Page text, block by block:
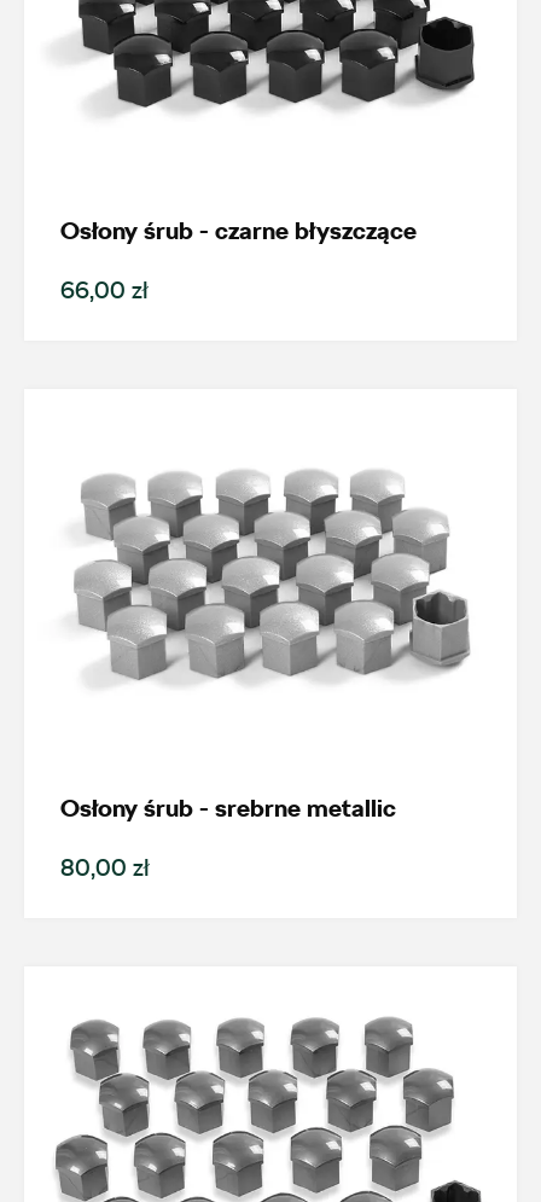
Osłony śrub - czarne błyszczące
66,00 zł
Osłony śrub - srebrne metallic
80,00 zł